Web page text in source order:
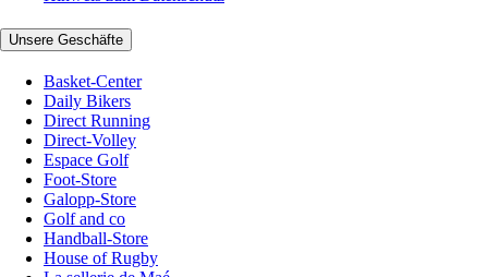
Unsere Geschäfte
Basket-Center
Daily Bikers
Direct Running
Direct-Volley
Espace Golf
Foot-Store
Galopp-Store
Golf and co
Handball-Store
House of Rugby